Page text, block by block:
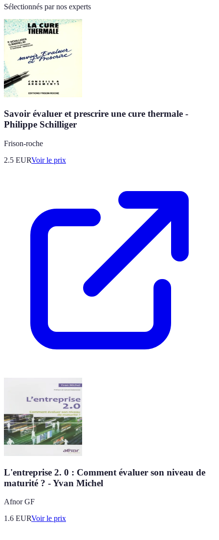
Sélectionnés par nos experts
Savoir évaluer et prescrire une cure thermale -
Philippe Schilliger
Frison-roche
2.5 EURVoir le prix
L'entreprise 2. 0 : Comment évaluer son niveau de
maturité ? - Yvan Michel
Afnor GF
1.6 EURVoir le prix